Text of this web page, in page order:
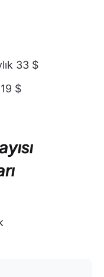
33 $
19 $